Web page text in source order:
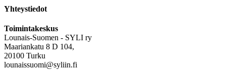
Yhteystiedot
Toimintakeskus
Lounais-Suomen - SYLI ry
Maariankatu 8 D 104,
20100 Turku
lounaissuomi@syliin.fi